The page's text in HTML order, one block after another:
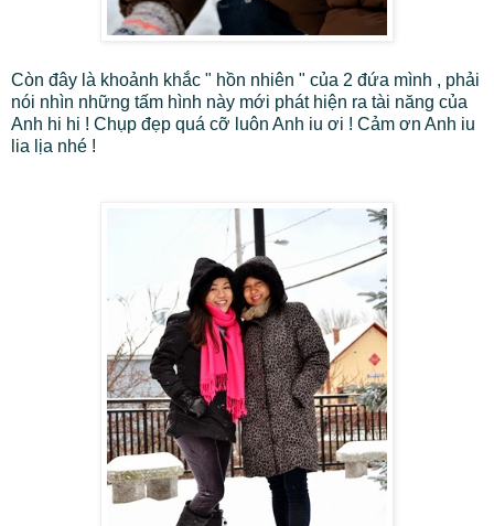
Còn đây là khoảnh khắc " hồn nhiên " của 2 đứa mình , phải
nói nhìn những tấm hình này mới phát hiện ra tài năng của
Anh hi hi ! Chụp đẹp quá cỡ luôn Anh iu ơi ! Cảm ơn Anh iu
lia lịa nhé !